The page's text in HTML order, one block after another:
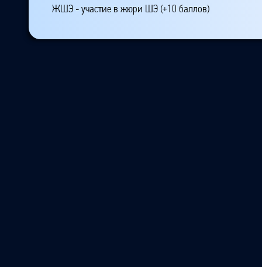
ЖШЭ - участие в жюри ШЭ (+10 баллов)